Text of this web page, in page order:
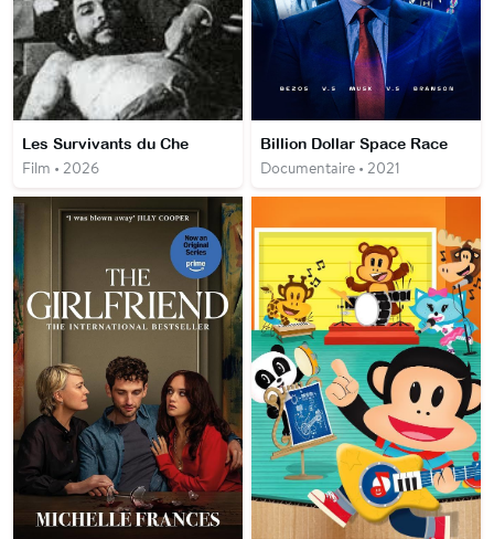
Les Survivants du Che
Film • 2026
Billion Dollar Space Race
Documentaire • 2021